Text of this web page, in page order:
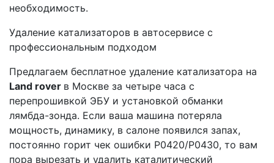
необходимость.
Удаление катализаторов в автосервисе с
профессиональным подходом
Предлагаем бесплатное удаление катализатора на
Land rover в Москве за четыре часа с
перепрошивкой ЭБУ и установкой обманки
лямбда-зонда. Если ваша машина потеряла
мощность, динамику, в салоне появился запах,
постоянно горит чек ошибки Р0420/Р0430, то вам
пора вырезать и удалить каталитический